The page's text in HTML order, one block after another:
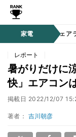
家電
ディオ 時計 / ウェア
レポート
暑がりだけに
快」エアコン
掲載日 2022/12/07
著者： 吉川朝彦